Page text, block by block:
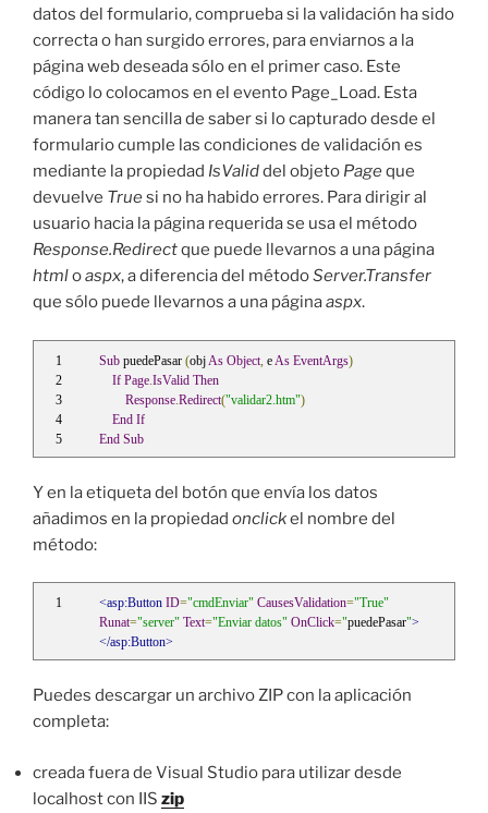
datos del formulario, comprueba si la validación ha sido
correcta o han surgido errores, para enviarnos a la
página web deseada sólo en el primer caso. Este
código lo colocamos en el evento Page_Load. Esta
manera tan sencilla de saber si lo capturado desde el
formulario cumple las condiciones de validación es
mediante la propiedad IsValiddel objeto Pageque
devuelve Truesi no ha habido errores. Para dirigir al
usuario hacia la página requerida se usa el método
Response.Redirectque puede llevarnos a una página
htmloaspx, a diferencia del métodoServer.Transfer
que sólo puede llevarnos a una páginaaspx.
Sub puedePasar (obj As Object, e As EventArgs)
If Page.IsValid Then
Response.Redirect("validar2.htm")
End If
End Sub
Y en la etiqueta del botón que envía los datos
añadimos en la propiedad onclickel nombre del
método:
<asp:Button ID="cmdEnviar" CausesValidation="True"
Runat="server" Text="Enviar datos" OnClick="puedePasar">
</asp:Button>
Puedes descargar un archivo ZIP con la aplicación
completa:
creada fuera de Visual Studio para utilizar desde
localhost con IIS zip